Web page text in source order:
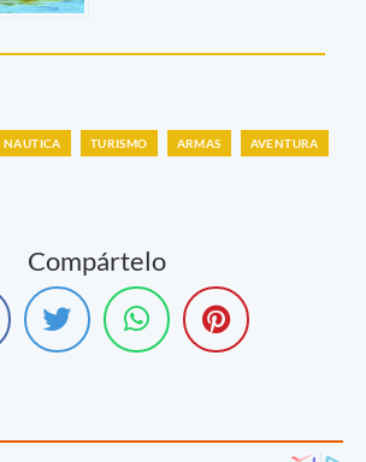
NAUTICA TURISMO ARMAS AVENTURA
Compártelo